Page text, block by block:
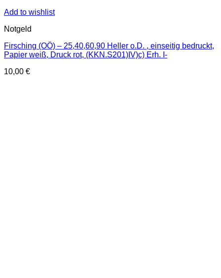
Add to wishlist
Notgeld
Firsching (OÖ) – 25,40,60,90 Heller o.D. , einseitig bedruckt,
Papier weiß, Druck rot, (KKN.S201)IV)c) Erh. I-
10,00 €